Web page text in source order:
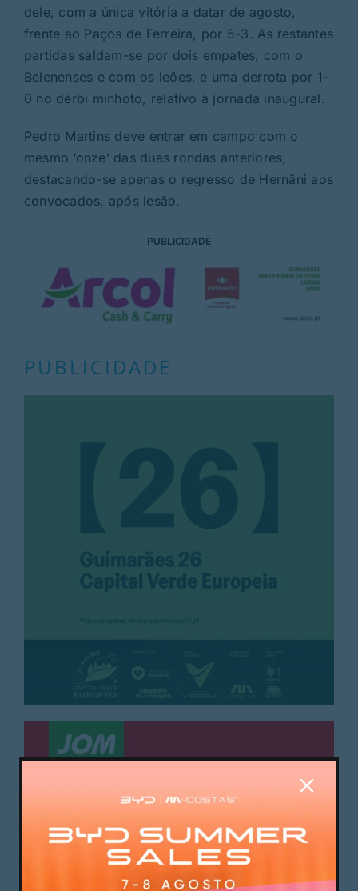
dele, com a única vitória a datar de agosto,
frente ao Paços de Ferreira, por 5-3. As restantes
partidas saldam-se por dois empates, com o
Belenenses e com os leões, e uma derrota por 1-
0 no dérbi minhoto, relativo à jornada inaugural.
Pedro Martins deve entrar em campo com o
mesmo ‘onze’ das duas rondas anteriores,
destacando-se apenas o regresso de Hernâni aos
convocados, após lesão.
PUBLICIDADE
PUBLICIDADE